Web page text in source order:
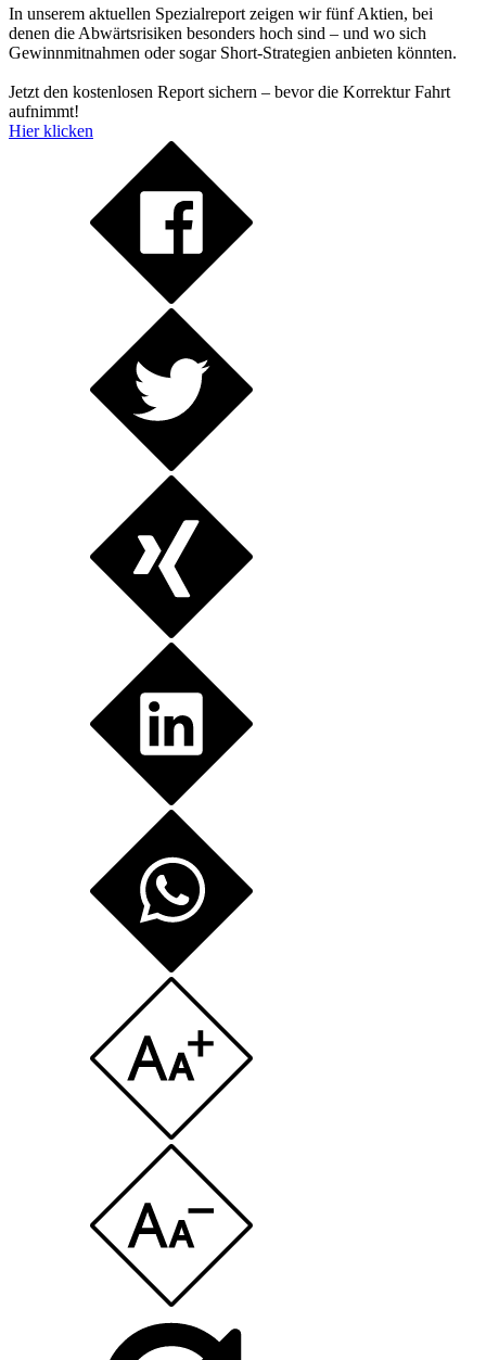
In unserem aktuellen Spezialreport zeigen wir fünf Aktien, bei
denen die Abwärtsrisiken besonders hoch sind – und wo sich
Gewinnmitnahmen oder sogar Short-Strategien anbieten könnten.
Jetzt den kostenlosen Report sichern – bevor die Korrektur Fahrt
aufnimmt!
Hier klicken